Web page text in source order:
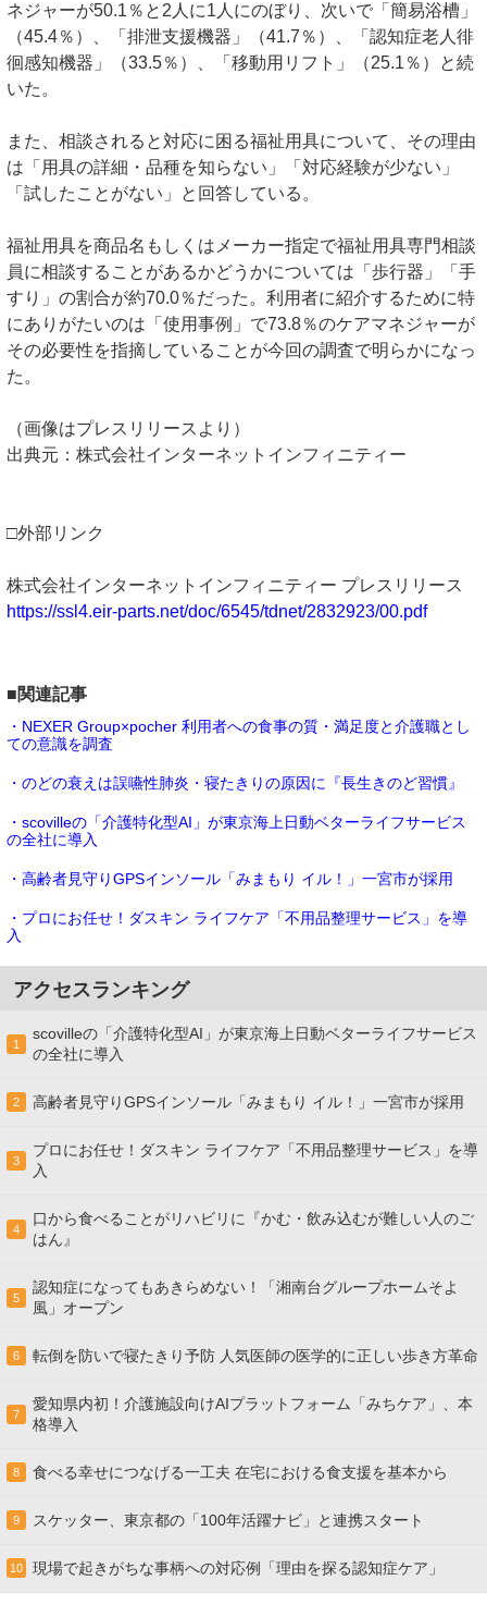
ネジャーが50.1％と2人に1人にのぼり、次いで「簡易浴槽」
（45.4％）、「排泄支援機器」（41.7％）、「認知症老人徘
徊感知機器」（33.5％）、「移動用リフト」（25.1％）と続
いた。
また、相談されると対応に困る福祉用具について、その理由
は「用具の詳細・品種を知らない」「対応経験が少ない」
「試したことがない」と回答している。
福祉用具を商品名もしくはメーカー指定で福祉用具専門相談
員に相談することがあるかどうかについては「歩行器」「手
すり」の割合が約70.0％だった。利用者に紹介するために特
にありがたいのは「使用事例」で73.8％のケアマネジャーが
その必要性を指摘していることが今回の調査で明らかになっ
た。
（画像はプレスリリースより）
出典元：株式会社インターネットインフィニティー
□外部リンク
株式会社インターネットインフィニティー プレスリリース
https://ssl4.eir-parts.net/doc/6545/tdnet/2832923/00.pdf
■関連記事
・NEXER Group×pocher 利用者への食事の質・満足度と介護職とし
ての意識を調査
・のどの衰えは誤嚥性肺炎・寝たきりの原因に『長生きのど習慣』
・scovilleの「介護特化型AI」が東京海上日動ベターライフサービス
の全社に導入
・高齢者見守りGPSインソール「みまもり イル！」一宮市が採用
・プロにお任せ！ダスキン ライフケア「不用品整理サービス」を導
入
アクセスランキング
1
scovilleの「介護特化型AI」が東京海上日動ベターライフサービス
の全社に導入
2 高齢者見守りGPSインソール「みまもり イル！」一宮市が採用
3
プロにお任せ！ダスキン ライフケア「不用品整理サービス」を導
入
4
口から食べることがリハビリに『かむ・飲み込むが難しい人のご
はん』
5
認知症になってもあきらめない！「湘南台グループホームそよ
風」オープン
6 転倒を防いで寝たきり予防 人気医師の医学的に正しい歩き方革命
7
愛知県内初！介護施設向けAIプラットフォーム「みちケア」、本
格導入
8 食べる幸せにつなげる一工夫 在宅における食支援を基本から
9 スケッター、東京都の「100年活躍ナビ」と連携スタート
10 現場で起きがちな事柄への対応例「理由を探る認知症ケア」